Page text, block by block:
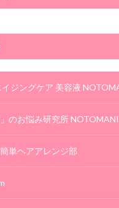
イジングケア 美容液
」のお悩み研究所
単ヘアアレンジ部